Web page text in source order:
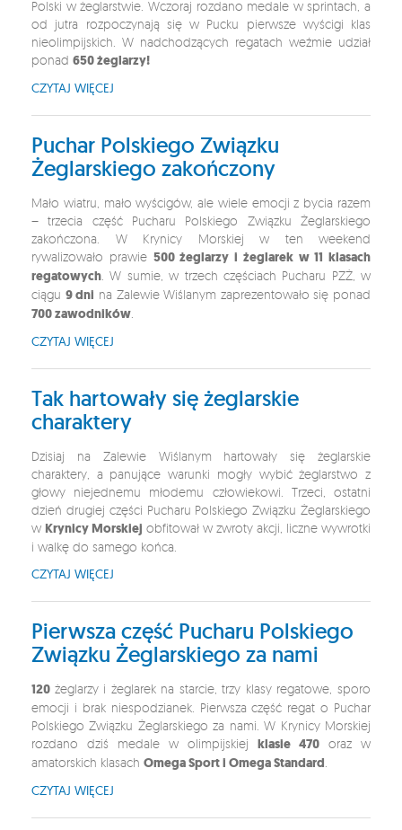
Polski w żeglarstwie. Wczoraj rozdano medale w sprintach, a
od jutra rozpoczynają się w Pucku pierwsze wyścigi klas
nieolimpijskich. W nadchodzących regatach weźmie udział
ponad 650 żeglarzy!
CZYTAJ WIĘCEJ
Puchar Polskiego Związku
Żeglarskiego zakończony
Mało wiatru, mało wyścigów, ale wiele emocji z bycia razem
– trzecia część Pucharu Polskiego Związku Żeglarskiego
zakończona. W Krynicy Morskiej w ten weekend
rywalizowało prawie 500 żeglarzy i żeglarek w 11 klasach
regatowych. W sumie, w trzech częściach Pucharu PZŻ, w
ciągu 9 dni na Zalewie Wiślanym zaprezentowało się ponad
700 zawodników.
CZYTAJ WIĘCEJ
Tak hartowały się żeglarskie
charaktery
Dzisiaj na Zalewie Wiślanym hartowały się żeglarskie
charaktery, a panujące warunki mogły wybić żeglarstwo z
głowy niejednemu młodemu człowiekowi. Trzeci, ostatni
dzień drugiej części Pucharu Polskiego Związku Żeglarskiego
w Krynicy Morskiej obfitował w zwroty akcji, liczne wywrotki
i walkę do samego końca.
CZYTAJ WIĘCEJ
Pierwsza część Pucharu Polskiego
Związku Żeglarskiego za nami
120 żeglarzy i żeglarek na starcie, trzy klasy regatowe, sporo
emocji i brak niespodzianek. Pierwsza część regat o Puchar
Polskiego Związku Żeglarskiego za nami. W Krynicy Morskiej
rozdano dziś medale w olimpijskiej klasie 470 oraz w
amatorskich klasach Omega Sport i Omega Standard.
CZYTAJ WIĘCEJ